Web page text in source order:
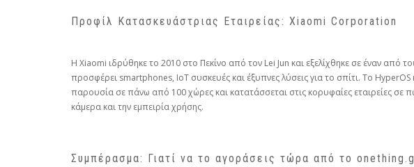
Προφίλ Κατασκευάστριας Εταιρείας: Xiaomi Corporation
Η Xiaomi ιδρύθηκε το 2010 στο Πεκίνο από τον Lei Jun και εξελίχθηκε σε έναν από
προσφέρει smartphones, IoT συσκευές και έξυπνες λύσεις για το σπίτι. Το
παρουσία σε πάνω από 100 χώρες και κατατάσσεται στις κορυφαίες εταιρείες σε
κάμερα και την εμπειρία χρήσης.
Συμπέρασμα: Γιατί να το αγοράσεις τώρα από το